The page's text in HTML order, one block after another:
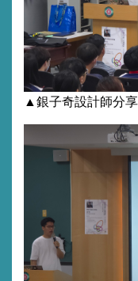
▲銀子奇設計師分享